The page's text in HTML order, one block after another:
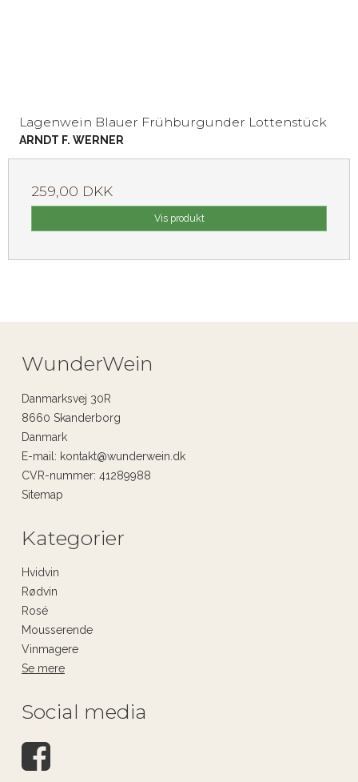
Lagenwein Blauer Frühburgunder Lottenstück
ARNDT F. WERNER
259,00 DKK
Vis produkt
WunderWein
Danmarksvej 30R
8660 Skanderborg
Danmark
E-mail : kontakt@wunderwein.dk
CVR-nummer: 41289988
Sitemap
Kategorier
Hvidvin
Rødvin
Rosé
Mousserende
Vinmagere
Se mere
Social media